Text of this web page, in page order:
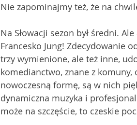
Nie zapominajmy też, że na
Na Słowacji sezon był średni.
Francesko Jung! Zdecydowanie
trzy wymienione, ale też inne,
komedianctwo, znane z
nowoczesną formę, są w nich
dynamiczna muzyka i
może na szczęście, to czeskie